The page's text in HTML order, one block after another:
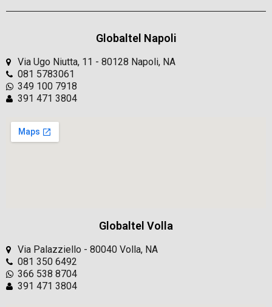
Globaltel Napoli
Via Ugo Niutta, 11 - 80128 Napoli, NA
081 5783061
349 100 7918
391 471 3804
Globaltel Volla
Via Palazziello - 80040 Volla, NA
081 350 6492
366 538 8704
391 471 3804